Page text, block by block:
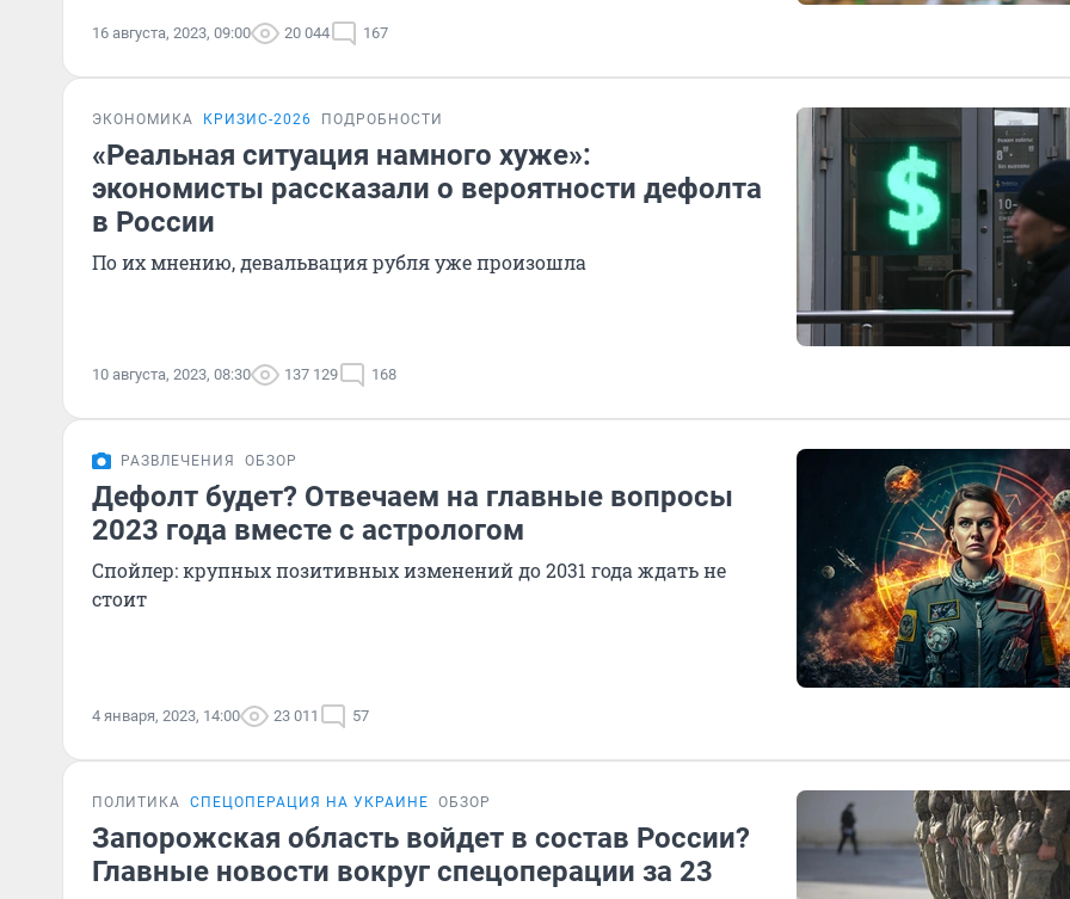
16 августа, 2023, 09:00 20 044 167
ЭКОНОМИКА КРИЗИС-2026 ПОДРОБНОСТИ
«Реальная ситуация намного хуже»:
экономисты рассказали о вероятности дефолта
в России
По их мнению, девальвация рубля уже произошла
10 августа, 2023, 08:30 137 129 168
РАЗВЛЕЧЕНИЯ ОБЗОР
Дефолт будет? Отвечаем на главные вопросы
2023 года вместе с астрологом
Спойлер: крупных позитивных изменений до 2031 года ждать не
стоит
4 января, 2023, 14:00 23 011 57
ПОЛИТИКА СПЕЦОПЕРАЦИЯ НА УКРАИНЕ ОБЗОР
Запорожская область войдет в состав России?
Главные новости вокруг спецоперации за 23